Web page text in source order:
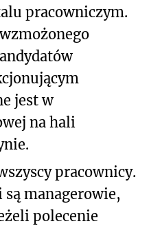
pracowniczym.
jest w
na hali
pracownicy.
są managerowie,
polecenie